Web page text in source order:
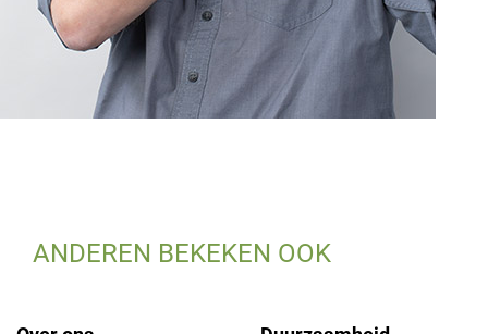
ANDEREN BEKEKEN OOK